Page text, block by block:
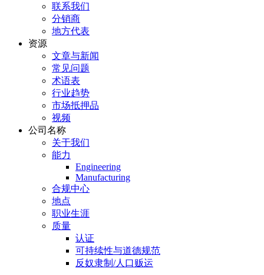
联系我们
分销商
地方代表
资源
文章与新闻
常见问题
术语表
行业趋势
市场抵押品
视频
公司名称
关于我们
能力
Engineering
Manufacturing
合规中心
地点
职业生涯
质量
认证
可持续性与道德规范
反奴隶制/人口贩运